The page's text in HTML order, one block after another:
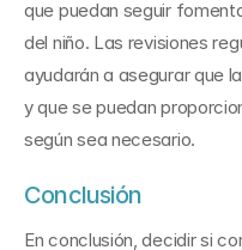
que puedan seguir
del niño. Las revisiones
ayudarán a asegurar que
y que se puedan
según sea necesario.
Conclusión
En conclusión, decidir si